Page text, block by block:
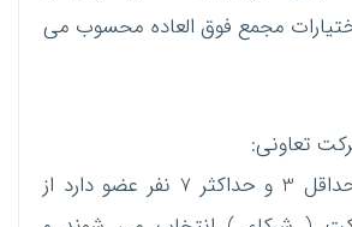
مجمع فوق العاده محسوب می
تعاونی:
هیات مدیره که حداقل 3 و حداکثر 7 نفر عضو دارد از